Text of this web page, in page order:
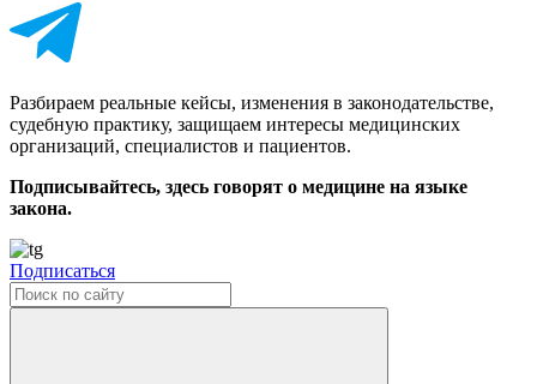
Разбираем реальные кейсы, изменения в законодательстве,
судебную практику, защищаем интересы медицинских
организаций, специалистов и пациентов.
Подписывайтесь, здесь говорят о медицине на языке
закона.
Подписаться